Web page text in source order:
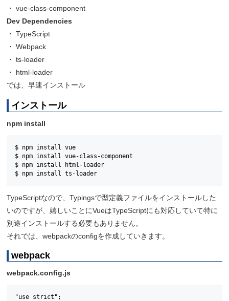
・ vue-class-component
Dev Dependencies
・ TypeScript
・ Webpack
・ ts-loader
・ html-loader
では、早速インストール
インストール
npm install
$ npm install vue
$ npm install vue-class-component
$ npm install html-loader
$ npm install ts-loader
TypeScriptなので、Typingsで型定義ファイルをインストールした
いのですが、嬉しいことにVueはTypeScriptにも対応していて特に
別途インストールする必要もありません。
それでは、webpackのconfigを作成していきます。
webpack
webpack.config.js
"use strict";